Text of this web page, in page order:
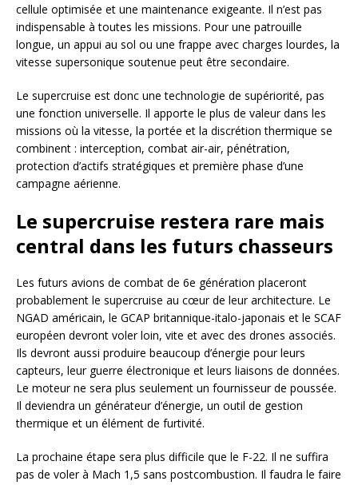
cellule optimisée et une maintenance exigeante. Il n’est pas
indispensable à toutes les missions. Pour une patrouille
longue, un appui au sol ou une frappe avec charges lourdes, la
vitesse supersonique soutenue peut être secondaire.
Le supercruise est donc une technologie de supériorité, pas
une fonction universelle. Il apporte le plus de valeur dans les
missions où la vitesse, la portée et la discrétion thermique se
combinent : interception, combat air-air, pénétration,
protection d’actifs stratégiques et première phase d’une
campagne aérienne.
Le supercruise restera rare mais
central dans les futurs chasseurs
Les futurs avions de combat de 6e génération placeront
probablement le supercruise au cœur de leur architecture. Le
NGAD américain, le GCAP britannique-italo-japonais et le SCAF
européen devront voler loin, vite et avec des drones associés.
Ils devront aussi produire beaucoup d’énergie pour leurs
capteurs, leur guerre électronique et leurs liaisons de données.
Le moteur ne sera plus seulement un fournisseur de poussée.
Il deviendra un générateur d’énergie, un outil de gestion
thermique et un élément de furtivité.
La prochaine étape sera plus difficile que le F-22. Il ne suffira
pas de voler à Mach 1,5 sans postcombustion. Il faudra le faire